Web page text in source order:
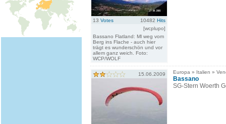
13 Votes 10482 Hits
[wcplupo]
Bassano Flatland: Ml weg vom
Berg ins Flache - auch hier
trägt es wunderschön und vor
allem ganz weich. Foto:
WCP/WOLF
15.06.2009 Europa » Italien »
Bassano
SG-Stern Woerth